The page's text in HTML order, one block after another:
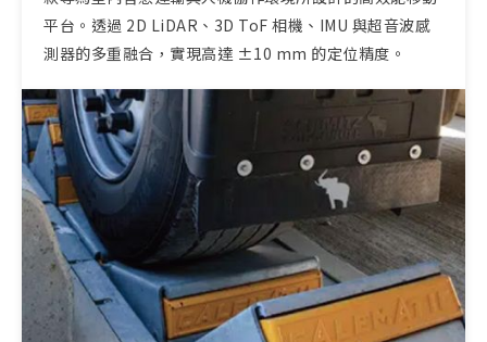
平台。透過 2D LiDAR、3D ToF 相機、IMU 與超音波感
測器的多重融合，實現高達 ±10 mm 的定位精度。